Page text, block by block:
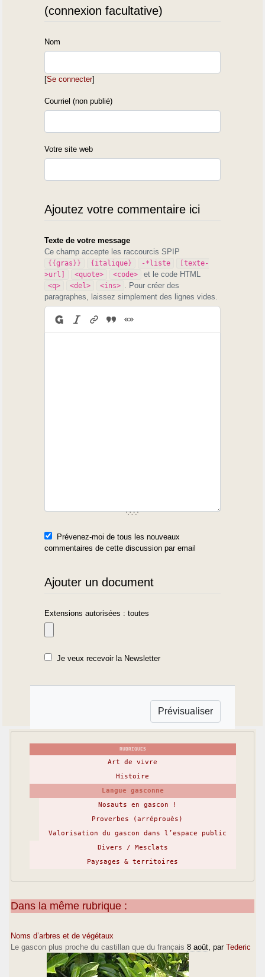
(connexion facultative)
Nom
[Se connecter]
Courriel (non publié)
Votre site web
Ajoutez votre commentaire ici
Texte de votre message
Ce champ accepte les raccourcis SPIP
{{gras}} {italique} -*liste
[texte-
>url]
<quote> <code> et le code HTML
<q> <del> <ins>
. Pour créer des
paragraphes, laissez simplement des lignes vides.
Prévenez-moi de tous les nouveaux
commentaires de cette discussion par email
Ajouter un document
Extensions autorisées : toutes
Je veux recevoir la Newsletter
RUBRIQUES
Art de vivre
Histoire
Langue gasconne
Nosauts en gascon !
Proverbes (arréprouès)
Valorisation du gascon dans l’espace public
Divers / Mesclats
Paysages & territoires
Dans la même rubrique :
Noms d’arbres et de végétaux
Le gascon plus proche du castillan que du français 8 août , par Tederic